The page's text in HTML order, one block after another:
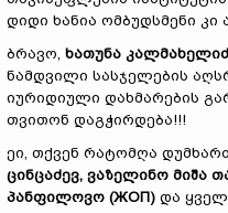
დიდი ხანია ომბუდსმენი კი
ბრავო, ხათუნა
ნამდვილი სასჯელების
იურიდიული დახმარების
თვითონ დაგჭირდება!!!
ეი, თქვენ რატომღა
ცინცაძევ, ვაზელინო მიშა
პანფილოვო (ЖОП) და